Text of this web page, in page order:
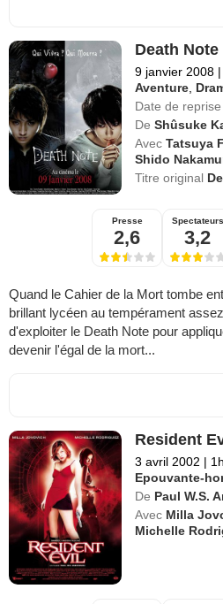
Death
9 janvier 2008 |
Aventure
Date de reprise
De Shûsuke
Avec Tatsuya
Shido
Titre original
Presse
2,6
Spectateurs
3,2
Quand le Cahier de la Mort tombe
brillant lycéen au tempérament
d'exploiter le Death Note pour
devenir l'égal de la mort...
Resident
3 avril 2002 |
Epouvante-
De Paul W.S.
Avec Milla
Michelle